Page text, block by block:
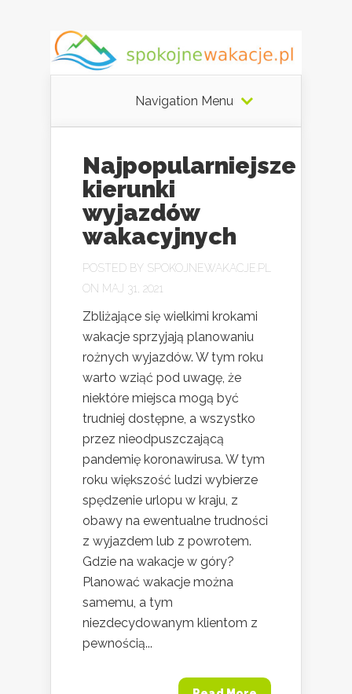
Navigation Menu
Najpopularniejsze
kierunki
wyjazdów
wakacyjnych
POSTED BY SPOKOJNEWAKACJE.PL
ON MAJ 31, 2021
Zbliżające się wielkimi krokami
wakacje sprzyjają planowaniu
rożnych wyjazdów. W tym roku
warto wziąć pod uwagę, że
niektóre miejsca mogą być
trudniej dostępne, a wszystko
przez nieodpuszczającą
pandemię koronawirusa. W tym
roku większość ludzi wybierze
spędzenie urlopu w kraju, z
obawy na ewentualne trudności
z wyjazdem lub z powrotem.
Gdzie na wakacje w góry?
Planować wakacje można
samemu, a tym
niezdecydowanym klientom z
pewnością...